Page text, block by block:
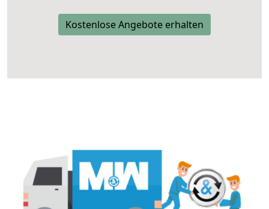
Kostenlose Angebote erhalten